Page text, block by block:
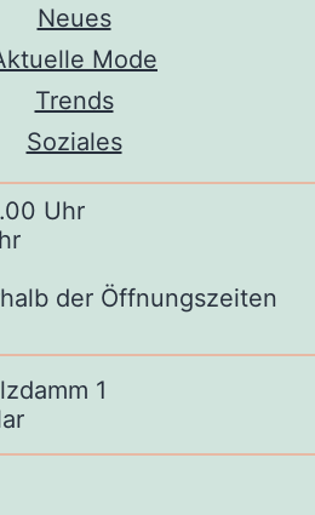
Neues
Mode
Trends
Soziales
Uhr
der Öffnungszeiten
1